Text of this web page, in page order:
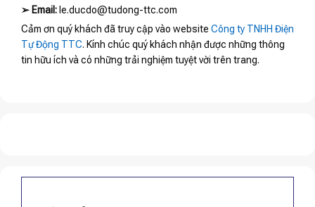
➢ Email: le.ducdo@tudong-ttc.com
Cảm ơn quý khách đã truy cập vào website Công ty TNHH Điện
Tự Động TTC. Kính chúc quý khách nhận được những thông
tin hữu ích và có những trải nghiệm tuyệt vời trên trang.